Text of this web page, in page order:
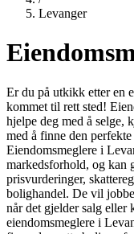
Levanger
Er du på utkikk etter en
kommet til rett sted!
hjelpe deg med å selge,
med å finne den
Eiendomsmeglere i
markedsforhold, og kan
prisvurderinger,
bolighandel. De vil
når det gjelder salg
eiendomsmeglere i